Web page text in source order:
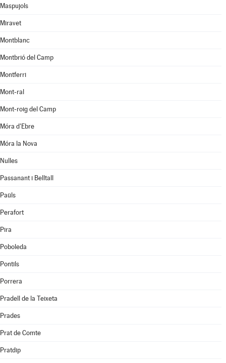
Maspujols
Miravet
Montblanc
Montbrió del Camp
Montferri
Mont-ral
Mont-roig del Camp
Móra d'Ebre
Móra la Nova
Nulles
Passanant i Belltall
Paüls
Perafort
Pira
Poboleda
Pontils
Porrera
Pradell de la Teixeta
Prades
Prat de Comte
Pratdip